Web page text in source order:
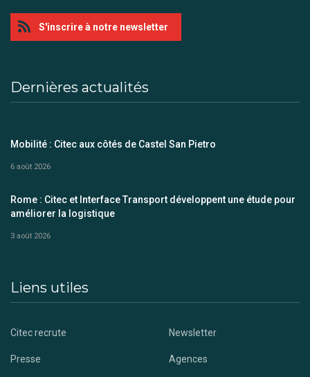
S'inscrire à notre newsletter
Dernières actualités
Mobilité : Citec aux côtés de Castel San Pietro
6 août 2026
Rome : Citec et Interface Transport développent une étude pour
améliorer la logistique
3 août 2026
Liens utiles
Citec recrute Newsletter
Presse Agences